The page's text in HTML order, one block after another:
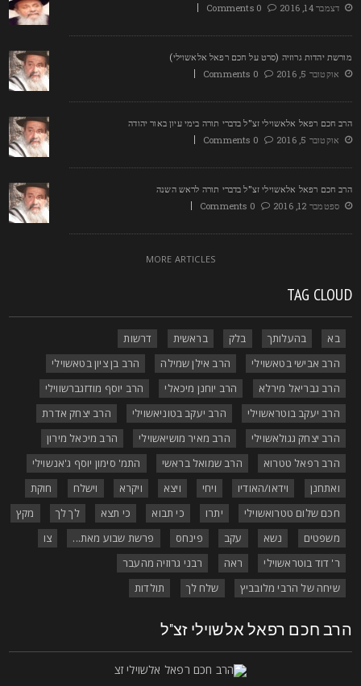
דצמבר 14, 2016
0 Comments
יהדות גרוזיה (סרט על חכם רפאל אלאשוילי)
אוקטובר 5, 2016
0 Comments
חכם רפאל אלאשוילי זצ"ל בדברי תורה בימי עיון באור יהודה
אוקטובר 5, 2016
0 Comments
חכם רפאל אלאשוילי זצ"ל בדברי תורה לראש השנה
ספטמבר 12, 2016
0 Comments
MORE ARTICLES
TAG
בא בהעלותך בלק בראשית
דרשות
הרב אבישי בטאשוילי
הרב אילן שמילה
הרב בן ציון בטאשוילי
הרב גבריאל מירלא
הרב יוחנן מיכאלי
הרב יוסף מודזגברשווילי
הרב יעקב בוטראשוילי
הרב יעקב בטוניאשוילי
הרב יצחק אדרת
הרב יצחק גגולאשוילי
הרב מאיר מושיאשוילי
הרב מיכאל מירון
הרב רפאל טטרוא
הרב שמואל בראשי
התמ' סימון יוסף ג'אנשוילי
ואתחנן
וידאו/האודיו ויחי ויצא ויקרא וישלח
חוקת
חכם שלום טטרואשוילי
יתרו כי תבוא כי תצא לך לך
מקץ
משפטים
נשא עקב פינחס פרשת שבוע מאת...
ר' דוד בוטראשוילי
ראה
רבני גרוזיה מהעבר
שיחה של הרבי מלובביץ
שלח לך תולדות
חכם רפאל אלשוילי זצ"ל